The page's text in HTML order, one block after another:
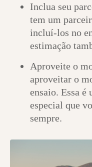
Inclua seu
tem um
incluí-los no
estimação
Aproveite o
aproveitar o
ensaio. Essa é
especial que
sempre.